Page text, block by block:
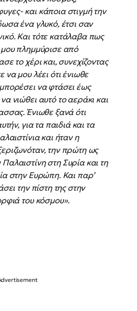
και κάποια στιγμή την
ένα γλυκό, έτσι σαν
Και τότε κατάλαβα πως
πλημμύρισε από
το χέρι και, συνεχίζοντας
μου λέει ότι ένιωθε
να φτάσει έως
νιώθει αυτό το αεράκι και
Ένιωθε ξανά ότι
για τα παιδιά και τα
και ήταν η
την πρώτη ως
στη Συρία και τη
στην Ευρώπη. Και παρ’
την πίστη της στην
του κόσμου».